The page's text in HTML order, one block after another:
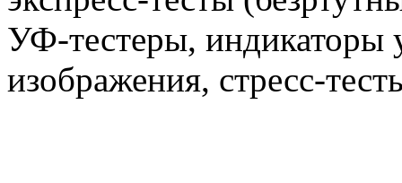
УФ-тестеры, индикаторы
изображения, стресс-